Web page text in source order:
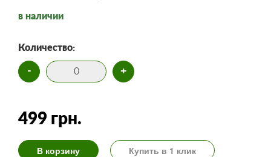
в наличии
Количество:
- +
499 грн.
В корзину Купить в 1 клик